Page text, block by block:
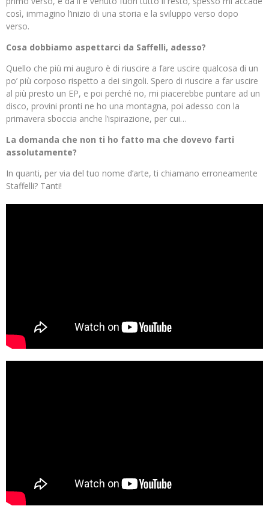
così, immagino l’inizio di una storia e la sviluppo verso dopo
verso.
Cosa dobbiamo aspettarci da Saffelli, adesso?
Quello che più mi auguro è di riuscire a fare uscire qualcosa di un
po’ più corposo rispetto a dei singoli. Spero di riuscire a far uscire
al più presto un EP, e poi perché no, mi piacerebbe puntare ad un
disco, provini pronti ne ho una montagna, poi adesso con la
primavera sboccia anche l’ispirazione, per cui…
La domanda che non ti ho fatto ma che dovevo farti
assolutamente?
In quanti, per via del tuo nome d’arte, ti chiamano erroneamente
Staffelli? Tanti!